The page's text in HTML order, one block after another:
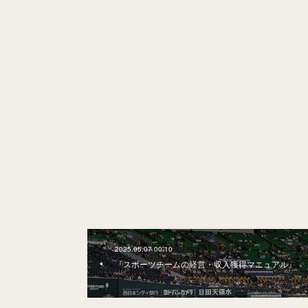
2025.05.07 00:10
『スポーツチームの経営・収入獲得マニュアル』